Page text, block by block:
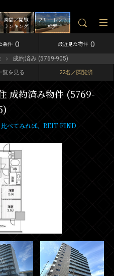
フリーレント
検索
週間／閲覧
ランキング
条件 0 最近見た物件 0
成約済み (5769-905)
覧を見る 22名／閲覧済
成約済み物件 (5769-
べてみれば、REIT FIND